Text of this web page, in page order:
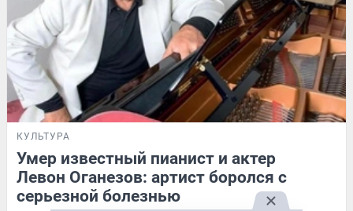
КУЛЬТУРА
Умер известный пианист и актер
Левон Оганезов: артист боролся с
серьезной болезнью